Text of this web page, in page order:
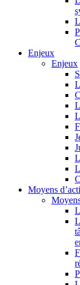
Enjeux
Enjeux
Moyens